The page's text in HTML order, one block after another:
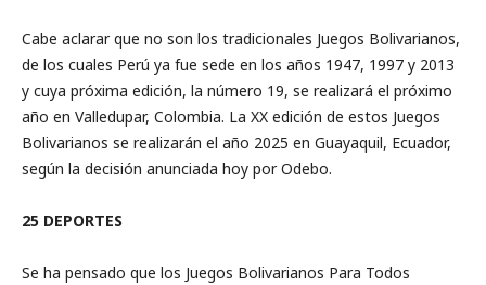
Cabe aclarar que no son los tradicionales Juegos Bolivarianos,
de los cuales Perú ya fue sede en los años 1947, 1997 y 2013
y cuya próxima edición, la número 19, se realizará el próximo
año en Valledupar, Colombia. La XX edición de estos Juegos
Bolivarianos se realizarán el año 2025 en Guayaquil, Ecuador,
según la decisión anunciada hoy por Odebo.
25 DEPORTES
Se ha pensado que los Juegos Bolivarianos Para Todos